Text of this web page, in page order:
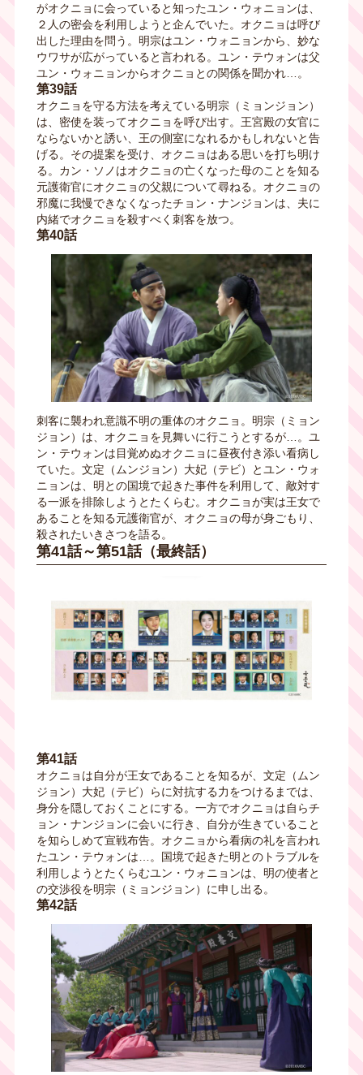
がオクニョに会っていると知ったユン・ウォニョンは、
２人の密会を利用しようと企んでいた。オクニョは呼び
出した理由を問う。明宗はユン・ウォニョンから、妙な
ウワサが広がっていると言われる。ユン・テウォンは父
ユン・ウォニョンからオクニョとの関係を聞かれ…。
第39話
オクニョを守る方法を考えている明宗（ミョンジョン）
は、密使を装ってオクニョを呼び出す。王宮殿の女官に
ならないかと誘い、王の側室になれるかもしれないと告
げる。その提案を受け、オクニョはある思いを打ち明け
る。カン・ソノはオクニョの亡くなった母のことを知る
元護衛官にオクニョの父親について尋ねる。オクニョの
邪魔に我慢できなくなったチョン・ナンジョンは、夫に
内緒でオクニョを殺すべく刺客を放つ。
第40話
刺客に襲われ意識不明の重体のオクニョ。明宗（ミョン
ジョン）は、オクニョを見舞いに行こうとするが…。ユ
ン・テウォンは目覚めぬオクニョに昼夜付き添い看病し
ていた。文定（ムンジョン）大妃（テビ）とユン・ウォ
ニョンは、明との国境で起きた事件を利用して、敵対す
る一派を排除しようとたくらむ。オクニョが実は王女で
あることを知る元護衛官が、オクニョの母が身ごもり、
殺されたいきさつを語る。
第41話～第51話（最終話）
第41話
オクニョは自分が王女であることを知るが、文定（ムン
ジョン）大妃（テビ）らに対抗する力をつけるまでは、
身分を隠しておくことにする。一方でオクニョは自らチ
ョン・ナンジョンに会いに行き、自分が生きていること
を知らしめて宣戦布告。オクニョから看病の礼を言われ
たユン・テウォンは…。国境で起きた明とのトラブルを
利用しようとたくらむユン・ウォニョンは、明の使者と
の交渉役を明宗（ミョンジョン）に申し出る。
第42話